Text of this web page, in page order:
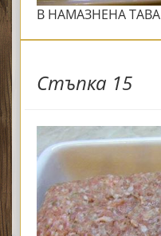
В НАМАЗНЕНА ТАВА
Стъпка 15